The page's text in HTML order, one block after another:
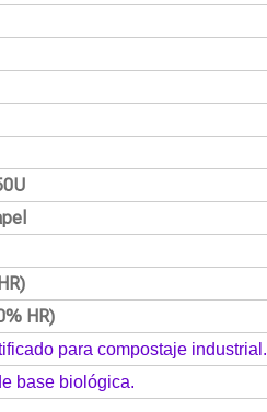
HR)
para compostaje industrial.
base biológica.